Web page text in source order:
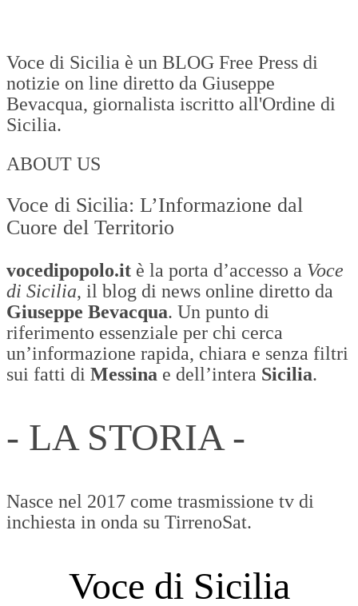
Voce di Sicilia è un BLOG Free Press di
notizie on line diretto da Giuseppe
Bevacqua, giornalista iscritto all'Ordine di
Sicilia.
ABOUT US
Voce di Sicilia: L’Informazione dal
Cuore del Territorio
vocedipopolo.it è la porta d’accesso a Voce
di Sicilia, il blog di news online diretto da
Giuseppe Bevacqua. Un punto di
riferimento essenziale per chi cerca
un’informazione rapida, chiara e senza filtri
sui fatti di Messina e dell’intera Sicilia.
- LA STORIA -
Nasce nel 2017 come trasmissione tv di
inchiesta in onda su TirrenoSat.
Voce di Sicilia